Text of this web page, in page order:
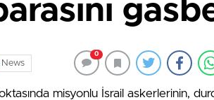
News
0
misyonlu İsrail askerlerinin,